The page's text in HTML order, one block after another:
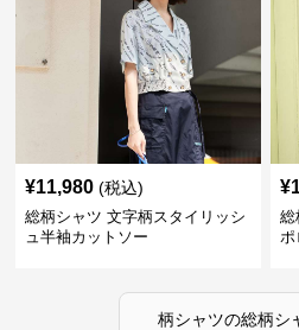
¥11,980 (税込)
総柄シャツ 文字柄スタイリッシ
ュ半袖カットソー
¥
総
ポ
柄シャツの総柄シ